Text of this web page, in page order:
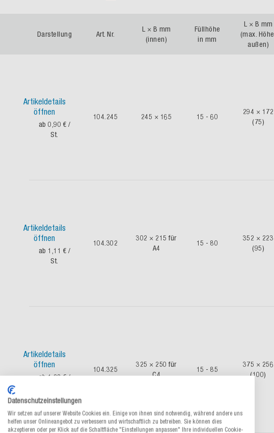
Darstellung Art. Nr.
L × B mm
(innen)
Füllhöhe
in mm
L × B mm
(max. Höhe,
außen)
Artikeldetails
öffnen
ab 0,90 € /
St.
104.245 245 × 165 15 - 60
294 × 172
(75)
Artikeldetails
öffnen
ab 1,11 € /
St.
104.302
302 × 215 für
A4
15 - 80
352 × 223
(95)
Artikeldetails
öffnen
ab 1,28 €/
104.325
325 × 250 für
C4
15 - 85
375 × 256
(100)
Datenschutzeinstellungen
Wir setzen auf unserer Website Cookies ein. Einige von ihnen sind notwendig, während andere uns
helfen unser Onlineangebot zu verbessern und wirtschaftlich zu betreiben. Sie können dies
akzeptieren oder per Klick auf die Schaltfläche "Einstellungen anpassen" Ihre individuellen Cookie-